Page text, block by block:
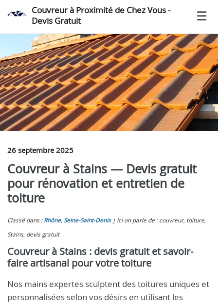
Couvreur à Proximité de Chez Vous -
Devis Gratuit
26 septembre 2025
Couvreur à Stains — Devis gratuit
pour rénovation et entretien de
toiture
Classé dans : Rhône, Seine-Saint-Denis
Ici on parle de : couvreur, toiture,
Stains, devis gratuit
Couvreur à Stains : devis gratuit et savoir-
faire artisanal pour votre toiture
Nos mains expertes sculptent des toitures uniques et
personnalisées selon vos désirs en utilisant les